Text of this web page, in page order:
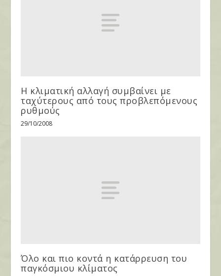
Η κλιματική αλλαγή συμβαίνει με
ταχύτερους από τους προβλεπόμενους
ρυθμούς
29/10/2008
Όλο και πιο κοντά η κατάρρευση του
παγκόσμιου κλίματος